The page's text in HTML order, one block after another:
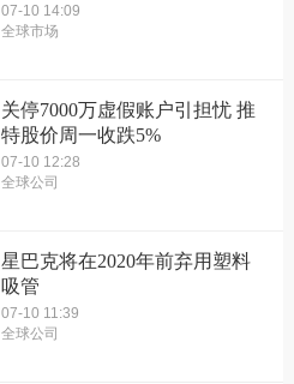
07-10 14:09
全球市场
关停7000万虚假账户引担忧 推
特股价周一收跌5%
07-10 12:28
全球公司
星巴克将在2020年前弃用塑料
吸管
07-10 11:39
全球公司